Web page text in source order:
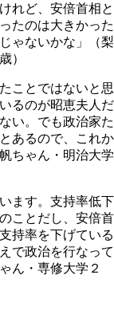
れど、安倍首相と
たのは大きかった
ゃないかな」（梨
）
ことではないと思
るのが昭恵夫人だ
い。でも政治家た
あるので、これか
ちゃん・明治大学
ます。支持率低下
ことだし、安倍首
持率を下げている
で政治を行なって
ん・専修大学２